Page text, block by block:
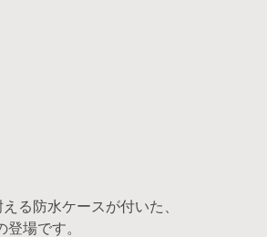
る防水ケースが付いた、
場です。